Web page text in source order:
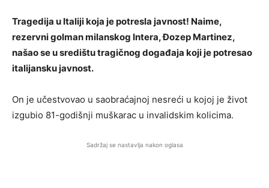
Tragedija u Italiji koja je potresla javnost! Naime,
rezervni golman milanskog Intera, Đozep Martinez,
našao se u središtu tragičnog događaja koji je potresao
italijansku javnost.
On je učestvovao u saobraćajnoj nesreći u kojoj je život
izgubio 81-godišnji muškarac u invalidskim kolicima.
Sadržaj se nastavlja nakon oglasa